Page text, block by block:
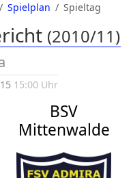
Spielplan Spieltag
(2010/11)
15:00 Uhr
BSV
Mittenwalde